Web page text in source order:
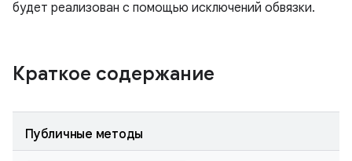
будет реализован с помощью исключений обвязки.
Краткое содержание
Публичные методы